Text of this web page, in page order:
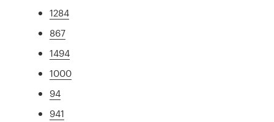
1284
867
1494
1000
94
941